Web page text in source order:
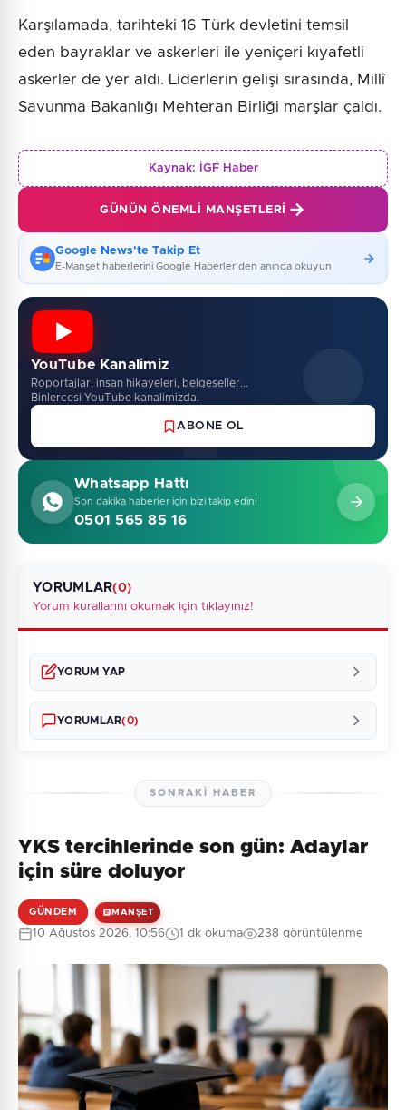
Karşılamada, tarihteki 16 Türk devletini temsil
eden bayraklar ve askerleri ile yeniçeri kıyafetli
askerler de yer aldı. Liderlerin gelişi sırasında, Millî
Savunma Bakanlığı Mehteran Birliği marşlar çaldı.
Kaynak: İGF Haber
GÜNÜN ÖNEMLI MANŞETLERI
Google News'te Takip Et
E-Manşet haberlerini Google Haberler'den anında okuyun
YouTube Kanalimiz
Roportajlar, insan hikayeleri, belgeseller...
Binlercesi YouTube kanalimizda.
ABONE OL
Whatsapp Hattı
Son dakika haberler için bizi takip edin!
0501 565 85 16
YORUMLAR(0)
Yorum kurallarını okumak için tıklayınız!
YORUM YAP
Güvenlik Sorusu:
Gönder
YORUMLAR(0)
Henüz yorum yapılmamış. İlk yorumu siz yapın!
SONRAKI HABER
YKS tercihlerinde son gün: Adaylar
için süre doluyor
GÜNDEM MANŞET
10 Ağustos 2026, 10:56 1 dk okuma 238 görüntülenme